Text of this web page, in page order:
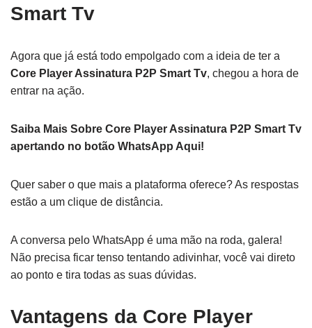
Smart Tv
Agora que já está todo empolgado com a ideia de ter a
Core Player Assinatura P2P Smart Tv, chegou a hora de
entrar na ação.
Saiba Mais Sobre Core Player Assinatura P2P Smart Tv
apertando no botão WhatsApp Aqui!
Quer saber o que mais a plataforma oferece? As respostas
estão a um clique de distância.
A conversa pelo WhatsApp é uma mão na roda, galera!
Não precisa ficar tenso tentando adivinhar, você vai direto
ao ponto e tira todas as suas dúvidas.
Vantagens da Core Player